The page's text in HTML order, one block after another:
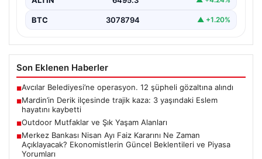
BTC 3078794 ▲ +1.20%
Son Eklenen Haberler
■Avcılar Belediyesi’ne operasyon. 12 şüpheli gözaltına alındı
■Mardin’in Derik ilçesinde trajik kaza: 3 yaşındaki Eslem
hayatını kaybetti
■Outdoor Mutfaklar ve Şık Yaşam Alanları
■Merkez Bankası Nisan Ayı Faiz Kararını Ne Zaman
Açıklayacak? Ekonomistlerin Güncel Beklentileri ve Piyasa
Yorumları